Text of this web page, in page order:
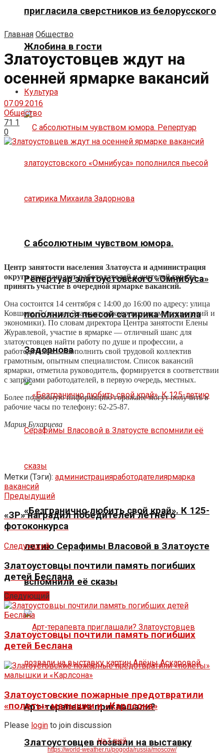
пригласила сверстников из белорусского
Жлобина в гости
Культура
С абсолютным чувством юмора.
Репертуар златоустовского «Омнибуса»
пополнился пьесой сатирика Михаила
Задорнова
«Безгранично любить свой край». К 125-
летию Серафимы Власовой в Златоусте
вспомнили её сказы
Арт-терапевта приглашали?
Златоустовцев позвали на выставку
Главная Общество
Златоустовцев ждут на
осенней ярмарке вакансий
07.09.2016
Общество
71 1
0
Центр занятости населения Златоуста и администрация
округа приглашают работодателей и жителей города
принять участие в очередной ярмарке вакансий.
Она состоится 14 сентября с 14:00 до 16:00 по адресу: улица
Ковшова, 7 (здание Златоустовского техникума технологий и
экономики). По словам директора Центра занятости Елены
Журавлевой, участие в ярмарке — отличный шанс для
златоустовцев найти работу по душе и профессии, а
работодателям — пополнить свой трудовой коллектив
грамотным, опытным специалистом. Список вакансий
ярмарки, отметила руководитель, формируется в соответствии
с запросами работодателей, в первую очередь, местных.
Более подробную информацию горожане могут получить в
рабочие часы по телефону: 62-25-87.
Мария Бухарцева
Метки (Тэги): администрацияработодателиярмарка
вакансий
Предыдущий
«ЗР» наградил победителей летнего
фотоконкурса
Следующий
Златоустовцы почтили память погибших
детей Беслана
Следующий
Златоустовцы почтили память погибших
детей Беслана
Златоустовские пожарные предотвратили
«полеты» малышки и «Карлсона»
Please login to join discussion
На 7 дней
https://world-weather.ru/pogoda/russia/moscow/